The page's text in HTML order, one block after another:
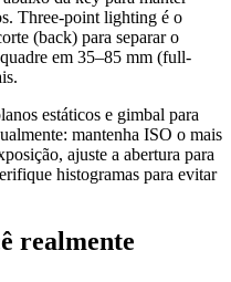
Three-point lighting é o
(back) para separar o
em 35–85 mm (full-
estáticos e gimbal para
mantenha ISO o mais
ajuste a abertura para
histogramas para evitar
realmente